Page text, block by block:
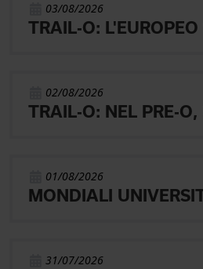
03/08/2026
02/08/2026
01/08/2026
31/07/2026